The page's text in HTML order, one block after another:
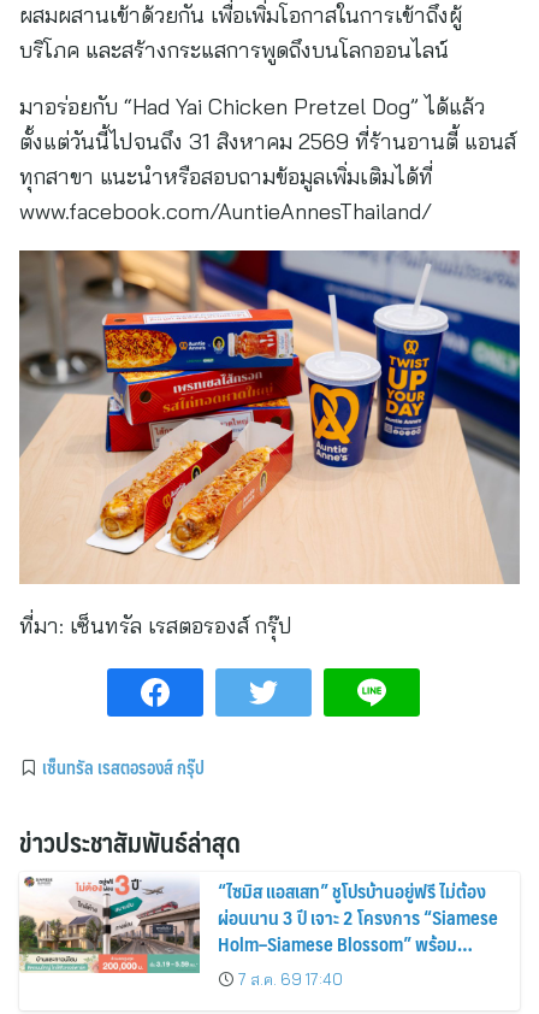
ผสมผสานเข้าด้วยกัน เพื่อเพิ่มโอกาสในการเข้าถึงผู้
บริโภค และสร้างกระแสการพูดถึงบนโลกออนไลน์
มาอร่อยกับ “Had Yai Chicken Pretzel Dog” ได้แล้ว
ตั้งแต่วันนี้ไปจนถึง 31 สิงหาคม 2569 ที่ร้านอานตี้ แอนส์
ทุกสาขา แนะนำหรือสอบถามข้อมูลเพิ่มเติมได้ที่
www.facebook.com/AuntieAnnesThailand/
ที่มา: เซ็นทรัล เรสตอรองส์ กรุ๊ป
เซ็นทรัล เรสตอรองส์ กรุ๊ป
ข่าวประชาสัมพันธ์ล่าสุด
“ไซมิส แอสเสท” ชูโปรบ้านอยู่ฟรี ไม่ต้อง
ผ่อนนาน 3 ปี เจาะ 2 โครงการ “Siamese
Holm–Siamese Blossom” พร้อม
ส่วนลดและสิทธิพิเศษถึง 31 สิงหาคม
2569
7 ส.ค. 69 17:40